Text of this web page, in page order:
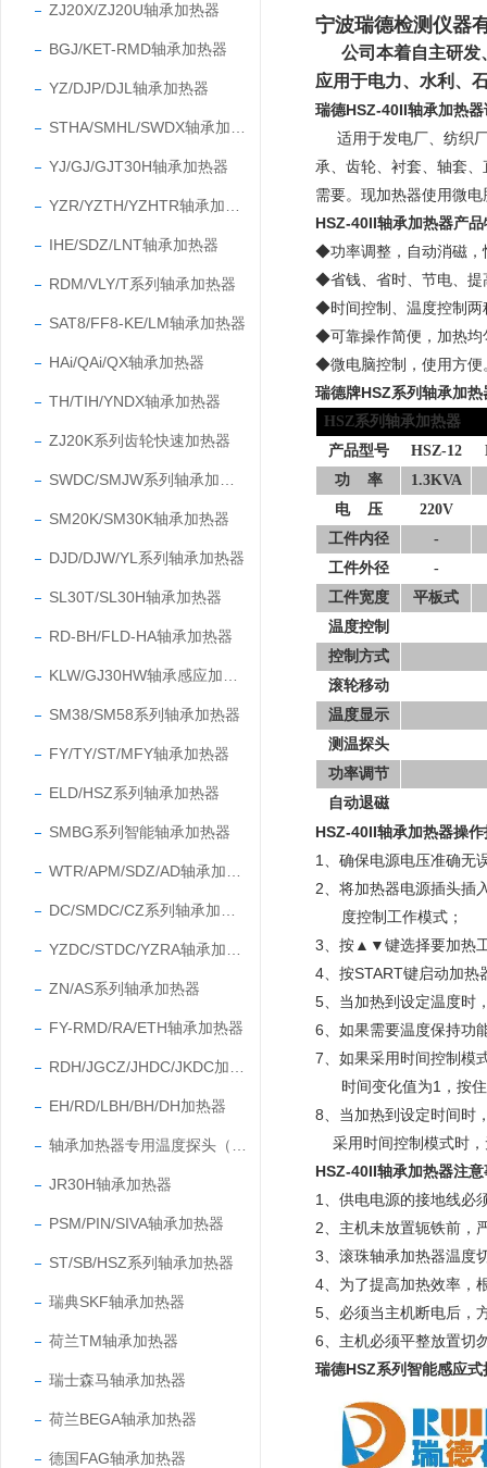
ZJ20X/ZJ20U轴承加热器
BGJ/KET-RMD轴承加热器
YZ/DJP/DJL轴承加热器
YJ/GJ/GJT30H轴承加热器
IHE/SDZ/LNT轴承加热器
RDM/VLY/T系列轴承加热器
SAT8/FF8-KE/LM轴承加热器
HAi/QAi/QX轴承加热器
TH/TIH/YNDX轴承加热器
ZJ20K系列齿轮快速加热器
SM20K/SM30K轴承加热器
DJD/DJW/YL系列轴承加热器
SL30T/SL30H轴承加热器
RD-BH/FLD-HA轴承加热器
SM38/SM58系列轴承加热器
FY/TY/ST/MFY轴承加热器
ELD/HSZ系列轴承加热器
SMBG系列智能轴承加热器
ZN/AS系列轴承加热器
FY-RMD/RA/ETH轴承加热器
EH/RD/LBH/BH/DH加热器
JR30H轴承加热器
PSM/PIN/SIVA轴承加热器
ST/SB/HSZ系列轴承加热器
瑞典SKF轴承加热器
荷兰TM轴承加热器
瑞士森马轴承加热器
荷兰BEGA轴承加热器
德国FAG轴承加热器
宁波瑞德检测仪器
公司本着自主研发
应用于电力、水利、
瑞德HSZ-40II轴承加热
适用于发电厂、纺织
承、齿轮、衬套、轴套
需要。 现加热器使用微
HSZ-40II轴承加热器产
◆功率调整，自动消磁，
◆省钱、省时、节电、提
◆时间控制、温度控制两
◆可靠操作简便，加热均
◆微电脑控制，使用方便
瑞德牌HSZ系列轴承加
HSZ系列轴承加热器
产品型号
HSZ-12
功率
1.3KVA
电压
220V
工件内径
-
工件外径
-
工件宽度
平板式
温度控制
控制方式
滚轮移动
温度显示
测温探头
功率调节
自动退磁
HSZ-40II轴承加热器操作
1、确保电源电压准确无
2、将加热器电源插头插
度控制工作模式；
3、按▲▼键选择要加热
4、按START键启动加热
5、当加热到设定温度时
6、如果需要温度保持功
7、如果采用时间控制模
时间变化值为1，按
8、当加热到设定时间时
采用时间控制模式时，
HSZ-40II轴承加热器注
1、供电电源的接地线必
2、主机未放置轭铁前，
3、滚珠轴承加热器温度
4、为了提高加热效率，
5、必须当主机断电后，
6、 主机必须平整放置切
瑞德HSZ系列智能感应